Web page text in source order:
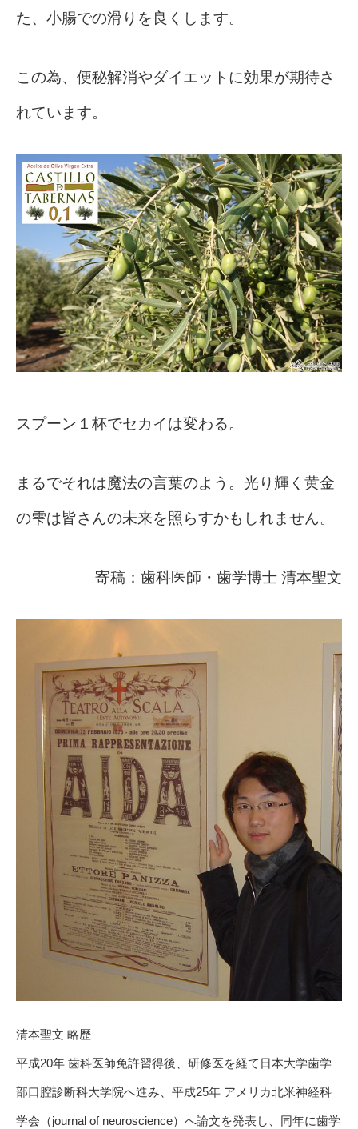
た、小腸での滑りを良くします。
この為、便秘解消やダイエットに効果が期待さ
れています。
スプーン１杯でセカイは変わる。
まるでそれは魔法の言葉のよう。光り輝く黄金
の雫は皆さんの未来を照らすかもしれません。
寄稿：歯科医師・歯学博士 清本聖文
清本聖文 略歴
平成20年 歯科医師免許習得後、研修医を経て日本大学歯学
部口腔診断科大学院へ進み、平成25年 アメリカ北米神経科
学会（journal of neuroscience）へ論文を発表し、同年に歯学